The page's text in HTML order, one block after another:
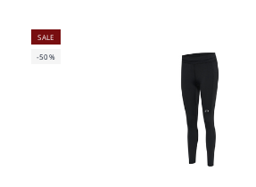
SALE
-50%